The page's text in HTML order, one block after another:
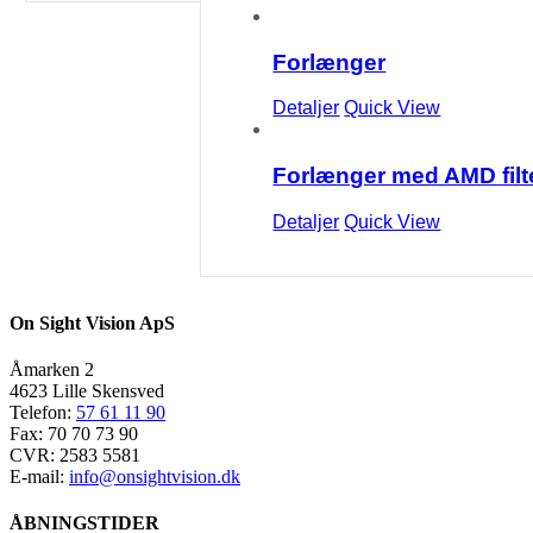
Forlænger
Detaljer Quick View
Forlænger med AMD
Detaljer Quick View
On Sight Vision ApS
Åmarken 2
4623 Lille Skensved
Telefon: 57 61 11 90
Fax: 70 70 73 90
CVR: 2583 5581
E-mail: info@onsightvision.dk
ÅBNINGSTIDER